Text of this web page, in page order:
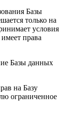
Базы
только на
условия
права
Базы данных
на Базу
ограниченное